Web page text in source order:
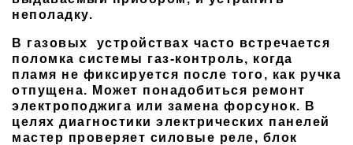
неполадку.
В газовых устройствах часто встречается
поломка системы газ-контроль, когда
пламя не фиксируется после того, как ручка
отпущена. Может понадобиться ремонт
электроподжига или замена форсунок. В
целях диагностики электрических панелей
мастер проверяет силовые реле, блок